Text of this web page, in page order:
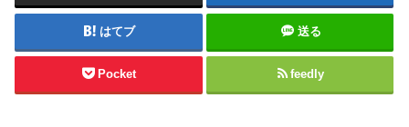
はてブ 送る
Pocket feedly